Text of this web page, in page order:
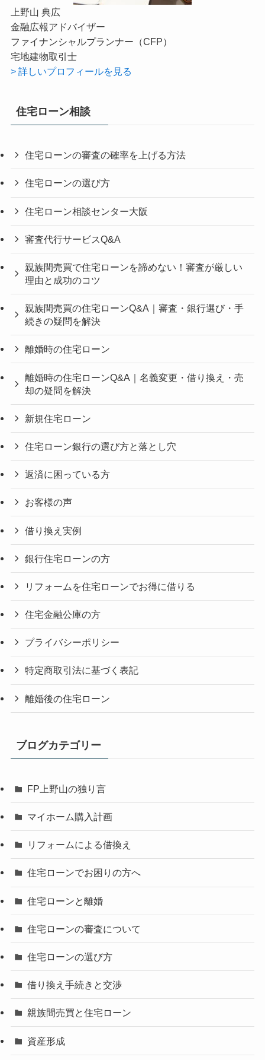
上野山 典広
金融広報アドバイザー
ファイナンシャルプランナー（CFP）
宅地建物取引士
> 詳しいプロフィールを見る
住宅ローン相談
住宅ローンの審査の確率を上げる方法
住宅ローンの選び方
住宅ローン相談センター大阪
審査代行サービスQ&A
親族間売買で住宅ローンを諦めない！審査が厳しい
理由と成功のコツ
親族間売買の住宅ローンQ&A｜審査・銀行選び・手
続きの疑問を解決
離婚時の住宅ローン
離婚時の住宅ローンQ&A｜名義変更・借り換え・売
却の疑問を解決
新規住宅ローン
住宅ローン銀行の選び方と落とし穴
返済に困っている方
お客様の声
借り換え実例
銀行住宅ローンの方
リフォームを住宅ローンでお得に借りる
住宅金融公庫の方
プライバシーポリシー
特定商取引法に基づく表記
離婚後の住宅ローン
ブログカテゴリー
FP上野山の独り言
マイホーム購入計画
リフォームによる借換え
住宅ローンでお困りの方へ
住宅ローンと離婚
住宅ローンの審査について
住宅ローンの選び方
借り換え手続きと交渉
親族間売買と住宅ローン
資産形成